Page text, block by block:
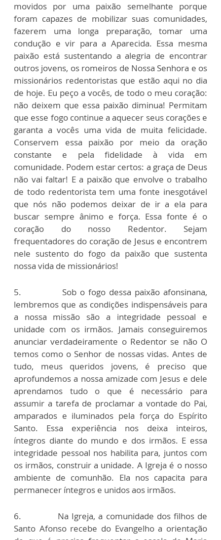
movidos por uma paixão semelhante porque
foram capazes de mobilizar suas comunidades,
fazerem uma longa preparação, tomar uma
condução e vir para a Aparecida. Essa mesma
paixão está sustentando a alegria de encontrar
outros jovens, os romeiros de Nossa Senhora e os
missionários redentoristas que estão aqui no dia
de hoje. Eu peço a vocês, de todo o meu coração:
não deixem que essa paixão diminua! Permitam
que esse fogo continue a aquecer seus corações e
garanta a vocês uma vida de muita felicidade.
Conservem essa paixão por meio da oração
constante e pela fidelidade à vida em
comunidade. Podem estar certos: a graça de Deus
não vai faltar! E a paixão que envolve o trabalho
de todo redentorista tem uma fonte inesgotável
que nós não podemos deixar de ir a ela para
buscar sempre ânimo e força. Essa fonte é o
coração do nosso Redentor. Sejam
frequentadores do coração de Jesus e encontrem
nele sustento do fogo da paixão que sustenta
nossa vida de missionários!
5. Sob o fogo dessa paixão afonsinana,
lembremos que as condições indispensáveis para
a nossa missão são a integridade pessoal e
unidade com os irmãos. Jamais conseguiremos
anunciar verdadeiramente o Redentor se não O
temos como o Senhor de nossas vidas. Antes de
tudo, meus queridos jovens, é preciso que
aprofundemos a nossa amizade com Jesus e dele
aprendamos tudo o que é necessário para
assumir a tarefa de proclamar a vontade do Pai,
amparados e iluminados pela força do Espírito
Santo. Essa experiência nos deixa inteiros,
íntegros diante do mundo e dos irmãos. E essa
integridade pessoal nos habilita para, juntos com
os irmãos, construir a unidade. A Igreja é o nosso
ambiente de comunhão. Ela nos capacita para
permanecer íntegros e unidos aos irmãos.
6. Na Igreja, a comunidade dos filhos de
Santo Afonso recebe do Evangelho a orientação